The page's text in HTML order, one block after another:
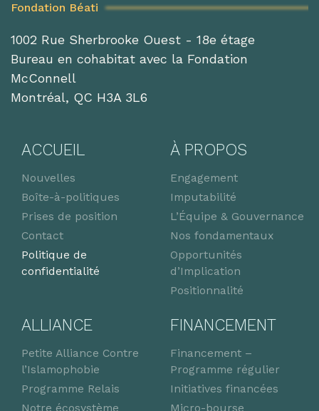
Fondation Béati
1002 Rue Sherbrooke Ouest - 18e étage
Bureau en cohabitat avec la Fondation
McConnell
Montréal, QC H3A 3L6
ACCUEIL
Nouvelles
Boîte-à-politiques
Prises de position
Contact
Politique de
confidentialité
À PROPOS
Engagement
Imputabilité
L’Équipe & Gouvernance
Nos fondamentaux
Opportunités
d’Implication
Positionnalité
ALLIANCE
Petite Alliance Contre
l’Islamophobie
Programme Relais
Notre écosystème
FINANCEMENT
Financement –
Programme régulier
Initiatives financées
Micro-bourse